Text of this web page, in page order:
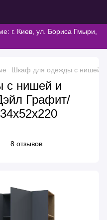
г. Киев, ул. Бориса Гмыри,
Шкаф для одежды с нишей и
с нишей и
Графит/
8 отзывов